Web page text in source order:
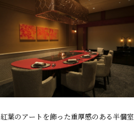
紅葉のアートを飾った重厚感のある半個室